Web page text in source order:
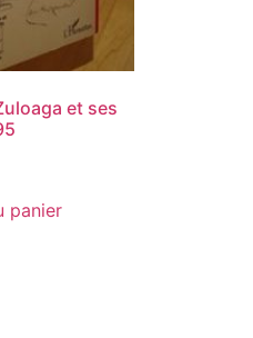
et ses
panier